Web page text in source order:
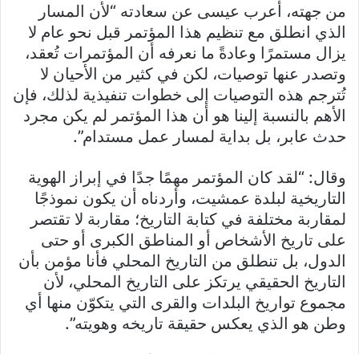
من جهته، أعرب عيسى عن سعادته “لأن المسار
الذي انطلق مع تنظيم هذا المؤتمر قبل نحو عام لا
يزال مستمرًا وعادةً ما نعرفه أن المؤتمرات تُعقد،
وتصدر عنها توصيات، لكن في كثير من الأحيان لا
تُترجم هذه التوصيات إلى خطوات تنفيذية لذلك، فإن
الأهم بالنسبة إلينا هو أن هذا المؤتمر لم يكن مجرد
حدث عابر، بل بداية لمسار عمل مستدام”.
وقال: “لقد كان المؤتمر مهمًا جدًا في إبراز الهوية
التاريخية لبلدة عمشيت، وأردناه أن يكون نموذجًا
لمقاربة مختلفة في كتابة التاريخ؛ مقاربة لا تقتصر
على تاريخ الأشخاص أو المناطق الكبرى أو حتى
الدول، بل تنطلق من التاريخ المحلي فأنا مؤمن بأن
التاريخ الحقيقي يرتكز على التاريخ المحلي، لأن
مجموع تواريخ البلدات والقرى التي يتكوّن منها أي
وطن هو الذي يعكس حقيقة تاريخه وهويته”.